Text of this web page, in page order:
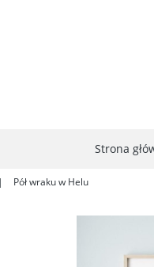
Strona
Pół wraku w Helu